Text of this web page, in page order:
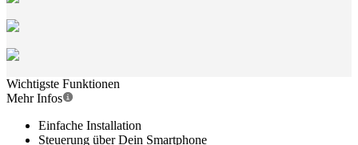
Wichtigste Funktionen
Mehr Infos
Einfache Installation
Steuerung über Dein Smartphone